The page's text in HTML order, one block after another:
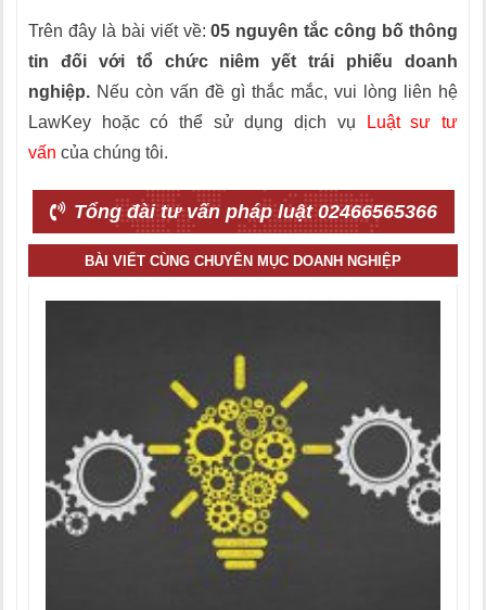
Trên đây là bài viết về:05 nguyên tắc công bố thông
tin đối với tổ chức niêm yết trái phiếu doanh
nghiệp. Nếu còn vấn đề gì thắc mắc, vui lòng liên hệ
LawKey hoặc có thể sử dụng dịch vụ
Luật sư tư
vấn của chúng tôi.
Tổng đài tư vấn pháp luật 02466565366
BÀI VIẾT CÙNG CHUYÊN MỤC DOANH NGHIỆP